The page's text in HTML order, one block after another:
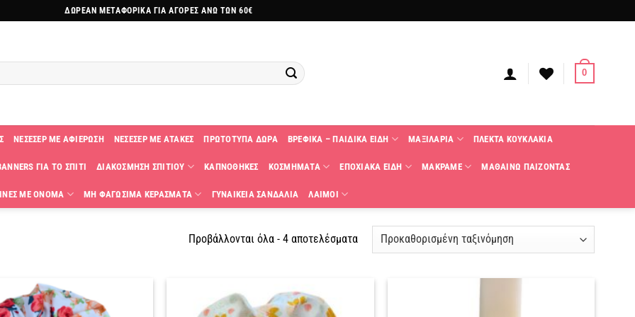
ΔΩΡΕΑΝ ΜΕΤΑΦΟΡΙΚΑ ΓΙΑ ΑΓΟΡΕΣ ΑΝΩ ΤΩΝ 60€
0
ΝΕΣΕΣΕΡ ΜΕ ΑΦΙΕΡΩΣΗ ΝΕΣΕΣΕΡ ΜΕ ΑΤΑΚΕΣ ΠΡΩΤΟΤΥΠΑ ΔΩΡΑ ΒΡΕΦΙΚΑ – ΠΑΙΔΙΚΑ ΕΙΔΗ ΜΑΞΙΛΑΡΙΑ ΠΛΕΚΤΑ KΟΥΚΛΑΚΙΑ
ΓΙΑ ΤΟ ΣΠΙΤΙ ΔΙΑΚΟΣΜΗΣΗ ΣΠΙΤΙΟΥ ΚΑΠΝΟΘΗΚΕΣ ΚΟΣΜΗΜΑΤΑ ΕΠΟΧΙΑΚΑ ΕΙΔΗ ΜΑΚΡΑΜΕ ΜΑΘΑΙΝΩ ΠΑΙΖΟΝΤΑΣ
ΜΕ ΟΝΟΜΑ ΜΗ ΦΑΓΩΣΙΜΑ ΚΕΡΑΣΜΑΤΑ ΓΥΝΑΙΚΕΙΑ ΣΑΝΔΑΛΙΑ ΛΑΙΜΟΙ
Προβάλλονται όλα - 4 αποτελέσματα